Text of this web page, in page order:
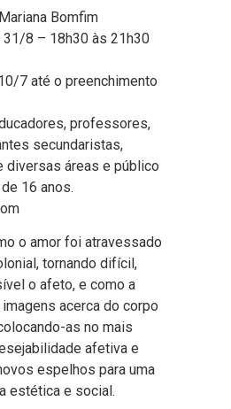
Mariana Bomfim
31/8 – 18h30 às 21h30
7 até o preenchimento
professores,
secundaristas,
diversas áreas e público
16 anos.
o amor foi atravessado
tornando difícil,
o afeto, e como a
acerca do corpo
as no mais
afetiva e
espelhos para uma
estética e social.